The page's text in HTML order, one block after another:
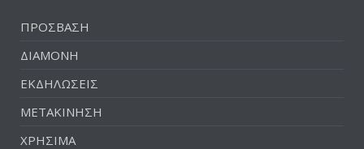
ΠΡΟΣΒΑΣΗ
ΔΙΑΜΟΝΗ
ΕΚΔΗΛΩΣΕΙΣ
ΜΕΤΑΚΙΝΗΣΗ
ΧΡΗΣΙΜΑ